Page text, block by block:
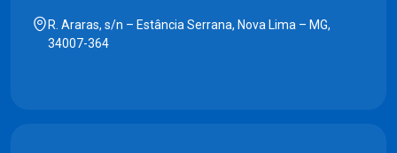
R. Araras, s/n – Estância Serrana, Nova Lima – MG,
34007-364